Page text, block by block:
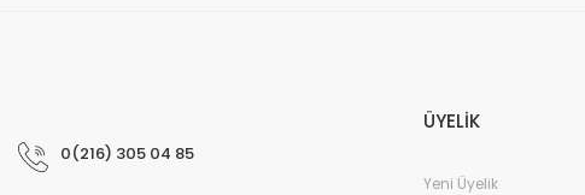
0(216) 305 04 85
ÜYELİK
Yeni Üyelik